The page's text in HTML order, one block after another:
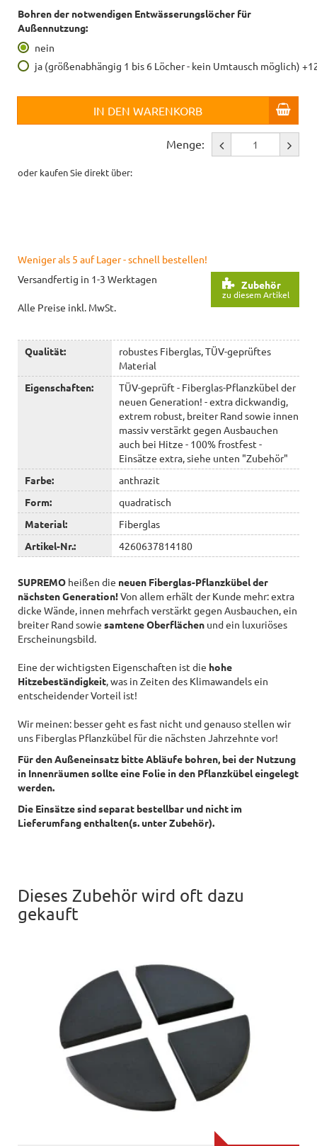
Bohren der notwendigen Entwässerungslöcher für
Außennutzung:
nein
ja (größenabhängig 1 bis 6 Löcher - kein Umtausch möglich)
IN DEN WARENKORB
Menge:
oder kaufen Sie direkt über:
Weniger als 5 auf Lager - schnell bestellen!
Zubehör
zu diesem Artikel
Versandfertig in 1-3 Werktagen
Alle Preise inkl. MwSt.
Qualität:
robustes Fiberglas, TÜV-geprüftes
Material
Eigenschaften:
TÜV-geprüft - Fiberglas-Pflanzkübel der
neuen Generation! - extra dickwandig,
extrem robust, breiter Rand sowie innen
massiv verstärkt gegen Ausbauchen
auch bei Hitze - 100% frostfest -
Einsätze extra, siehe unten "Zubehör"
Farbe:
anthrazit
Form:
quadratisch
Material:
Fiberglas
Artikel-Nr.:
4260637814180
SUPREMO heißen die neuen Fiberglas-Pflanzkübel der
nächsten Generation!Von allem erhält der Kunde mehr: extra
dicke Wände, innen mehrfach verstärkt gegen Ausbauchen, ein
breiter Rand sowie samtene Oberflächen und ein luxuriöses
Erscheinungsbild.
Eine der wichtigsten Eigenschaften ist die hohe
Hitzebeständigkeit , was in Zeiten des Klimawandels ein
entscheidender Vorteil ist!
Wir meinen: besser geht es fast nicht und genauso stellen wir
uns Fiberglas Pflanzkübel für die nächsten Jahrzehnte vor!
Für den Außeneinsatz bitte Abläufe bohren, bei der Nutzung
in Innenräumen sollte eine Folie in den Pflanzkübel eingelegt
werden.
Die Einsätze sind separat bestellbar und nicht im
Lieferumfang enthalten(s. unter Zubehör).
Dieses Zubehör wird oft dazu
gekauft